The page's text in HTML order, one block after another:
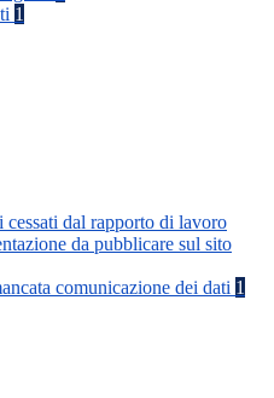
1
cessati dal rapporto di lavoro
da pubblicare sul sito
comunicazione dei dati 1